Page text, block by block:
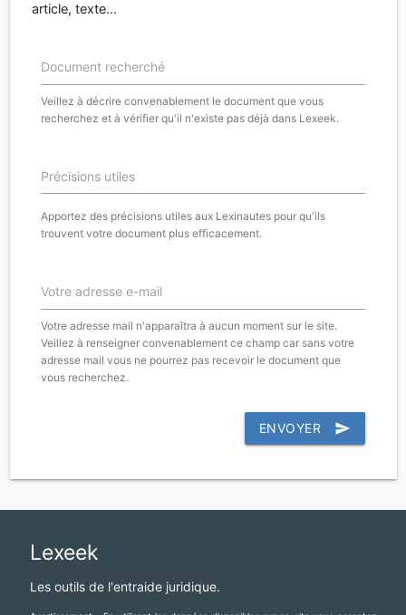
article, texte...
Document recherché
Veillez à décrire convenablement le document que vous
recherchez et à vérifier qu'il n'existe pas déjà dans Lexeek.
Précisions utiles
Apportez des précisions utiles aux Lexinautes pour qu'ils
trouvent votre document plus efficacement.
Votre adresse e-mail
Votre adresse mail n'apparaîtra à aucun moment sur le site.
Veillez à renseigner convenablement ce champ car sans votre
adresse mail vous ne pourrez pas recevoir le document que
vous recherchez.
ENVOYER send
Lexeek
Les outils de l'entraide juridique.